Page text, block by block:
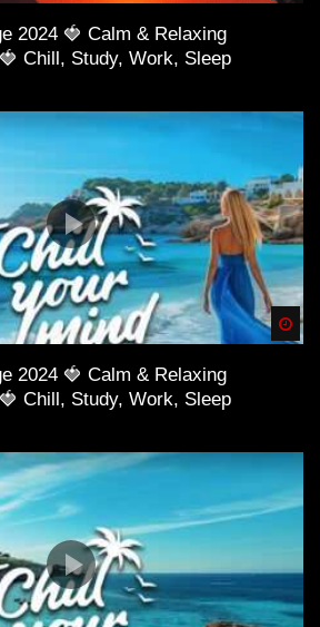
2024 🍓 Calm & Relaxing
Chill, Study, Work, Sleep
2024 🍓 Calm & Relaxing
Chill, Study, Work, Sleep